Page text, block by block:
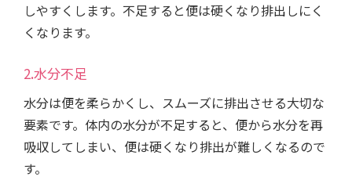
しやすくします。不足すると便は硬くなり排出しにく
くなります。
2.水分不足
水分は便を柔らかくし、スムーズに排出させる大切な
要素です。体内の水分が不足すると、便から水分を再
吸収してしまい、便は硬くなり排出が難しくなるので
す。